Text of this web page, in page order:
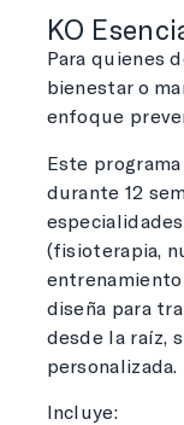
KO
Para quienes
bienestar o
enfoque
Este
durante 12
(fisioterapia,
diseña para
desde la raíz,
personalizada.
Incluye: